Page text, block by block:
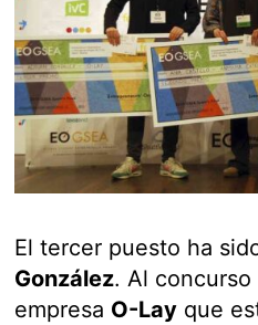
El tercer puesto ha
González. Al concurso
empresa O-Lay que